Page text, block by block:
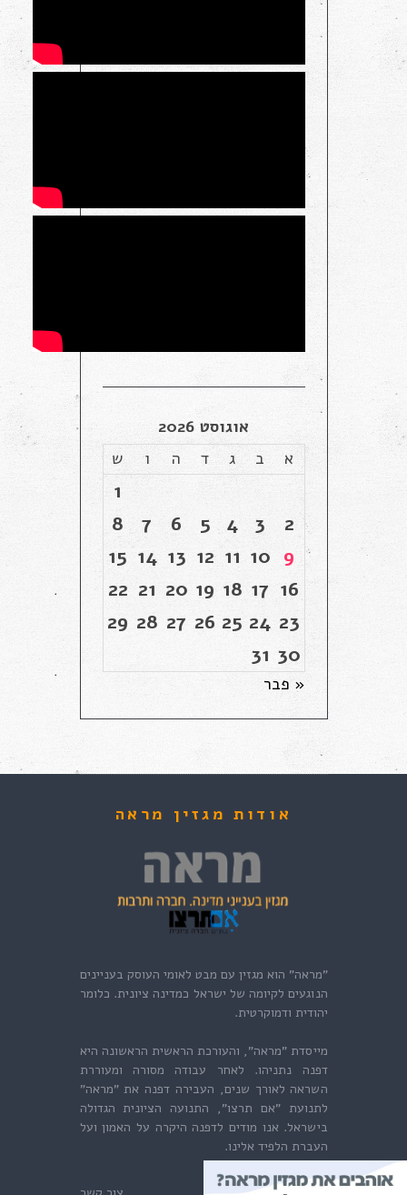
אוגוסט 2026
א
ב ג ד ה ו ש
1
2
3
4
5
6
7
8
9
10
11
12
13
14
15
16
17
18
19
20
21
22
23
24
25
26
27
28
29
30
31
« פבר
אודות מגזין מראה
"מראה" הוא מגזין עם מבט לאומי העוסק בעניינים
הנוגעים לקיומה של ישראל כמדינה ציונית. כלומר
יהודית ודמוקרטית.
מייסדת "מראה", והעורכת הראשית הראשונה היא
דפנה נתניהו. לאחר עבודה מסורה ומעוררת
השראה לאורך שנים, העבירה דפנה את "מראה"
לתנועת "אם תרצו", התנועה הציונית הגדולה
בישראל. אנו מודים לדפנה היקרה על האמון ועל
העברת הלפיד אלינו.